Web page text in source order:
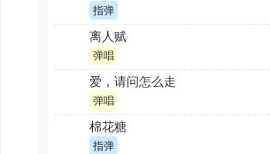
指弹
离人赋
弹唱
爱，请问怎么走
弹唱
棉花糖
指弹